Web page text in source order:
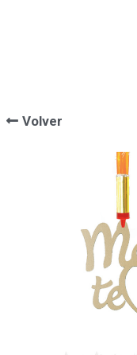
Volver